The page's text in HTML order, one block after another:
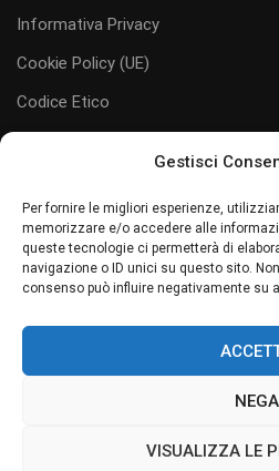
Gestisci
Per fornire le migliori esperienze,
memorizzare e/o accedere alle
queste tecnologie ci permetterà di
navigazione o ID unici su questo sito.
consenso può influire negativamente su
NEGA
VISUALIZZA LE
Informativa Privacy
Cookie Policy (UE)
Codice Etico
#juliaservicei servizi al tuo
Sito web realizzato da Junior Web